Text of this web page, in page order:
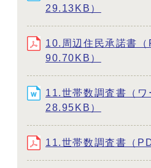
29.13KB）
10.周辺住民承諾書（
90.70KB）
11.世帯数調査書（ワ
28.95KB）
11.世帯数調査書（